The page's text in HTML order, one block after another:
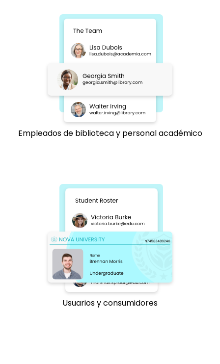
Empleados de biblioteca y personal académico
Usuarios y consumidores